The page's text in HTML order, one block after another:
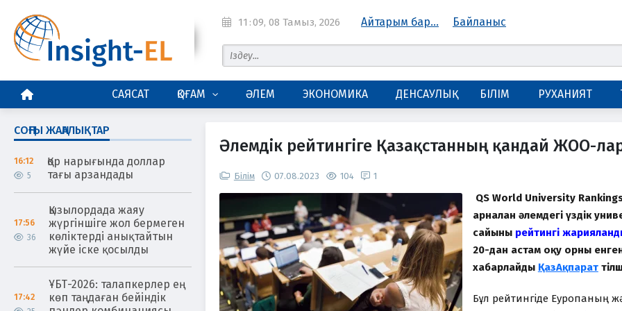
11 :09, 08 Тамыз, 2026 Айтарым бар... Байланыс
САЯСАТ ҚОҒАМ ӘЛЕМ ЭКОНОМИКА ДЕНСАУЛЫҚ БІЛІМ РУХАНИЯТ
СОҢҒЫ ЖАҢАЛЫҚТАР
16:12
5
Қор нарығында доллар
тағы арзандады
17:56
36
Қызылордада жаяу
жүргіншіге жол бермеген
көліктерді анықтайтын
жүйе іске қосылды
17:42
ҰБТ-2026: талапкерлер ең
көп таңдаған бейіндік
Әлемдік рейтингіге Қазақстанның қандай ЖОО-
Білім 07.08.2023 104 1
QS World University
арналған әлемдегі үздік
сайынғы рейтингі
20-дан астам оқу орны
хабарлайды ҚазАқпарат
Бұл рейтингіде Еуропаның